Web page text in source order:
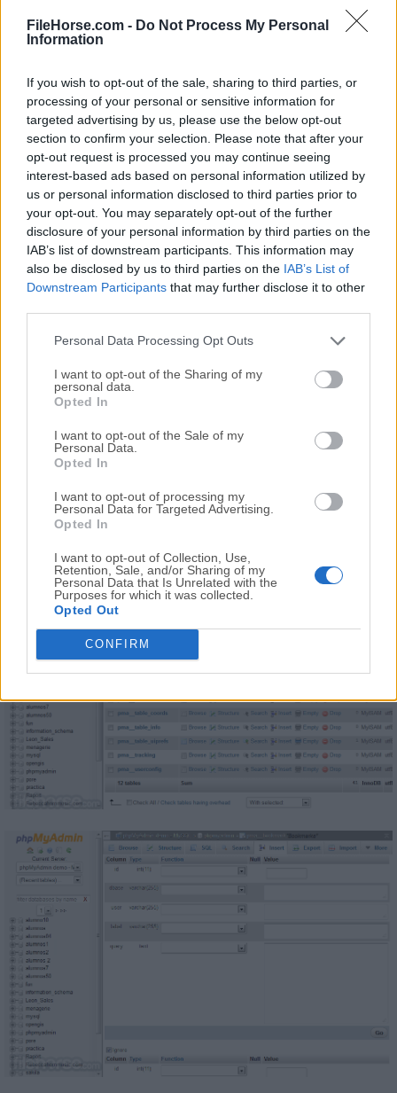
FileHorse.com - Do Not Process My Personal
Information
If you wish to opt-out of the sale, sharing to third parties, or
processing of your personal or sensitive information for
targeted advertising by us, please use the below opt-out
section to confirm your selection. Please note that after your
opt-out request is processed you may continue seeing
interest-based ads based on personal information utilized by
us or personal information disclosed to third parties prior to
your opt-out. You may separately opt-out of the further
disclosure of your personal information by third parties on the
IAB’s list of downstream participants. This information may
also be disclosed by us to third parties on the IAB’s List of
Downstream Participants that may further disclose it to other
Personal Data Processing Opt Outs
I want to opt-out of the Sharing of my
personal data.
Opted In
I want to opt-out of the Sale of my
Personal Data.
Opted In
I want to opt-out of processing my
Personal Data for Targeted Advertising.
Opted In
I want to opt-out of Collection, Use,
Retention, Sale, and/or Sharing of my
Personal Data that Is Unrelated with the
Purposes for which it was collected.
Opted Out
CONFIRM
Descargar phpMyAdmin for Mac
Versión más Reciente
¿Por qué se publica esta aplicación en FileHorse? (
información )
phpMyAdmin 5.2.3 Capturas de Pantalla
Las imágenes a continuación han sido redimensionadas. Haga clic en ellos
para ver las capturas de pantalla en tamaño completo.